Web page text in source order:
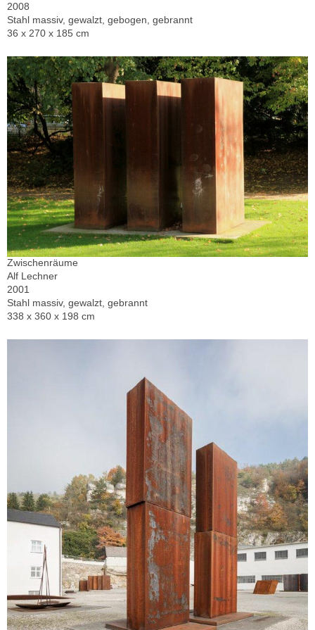
2008
Stahl massiv, gewalzt, gebogen, gebrannt
36 x 270 x 185 cm
Zwischenräume
Alf Lechner
2001
Stahl massiv, gewalzt, gebrannt
338 x 360 x 198 cm